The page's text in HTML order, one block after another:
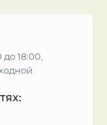
18:00,